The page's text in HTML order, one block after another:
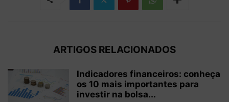
ARTIGOS RELACIONADOS
Indicadores financeiros: conheça
os 10 mais importantes para
investir na bolsa...